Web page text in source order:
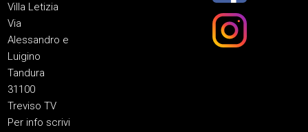
Villa Letizia
Via
Alessandro e
Luigino
Tandura
31100
Treviso TV
Per info scrivi